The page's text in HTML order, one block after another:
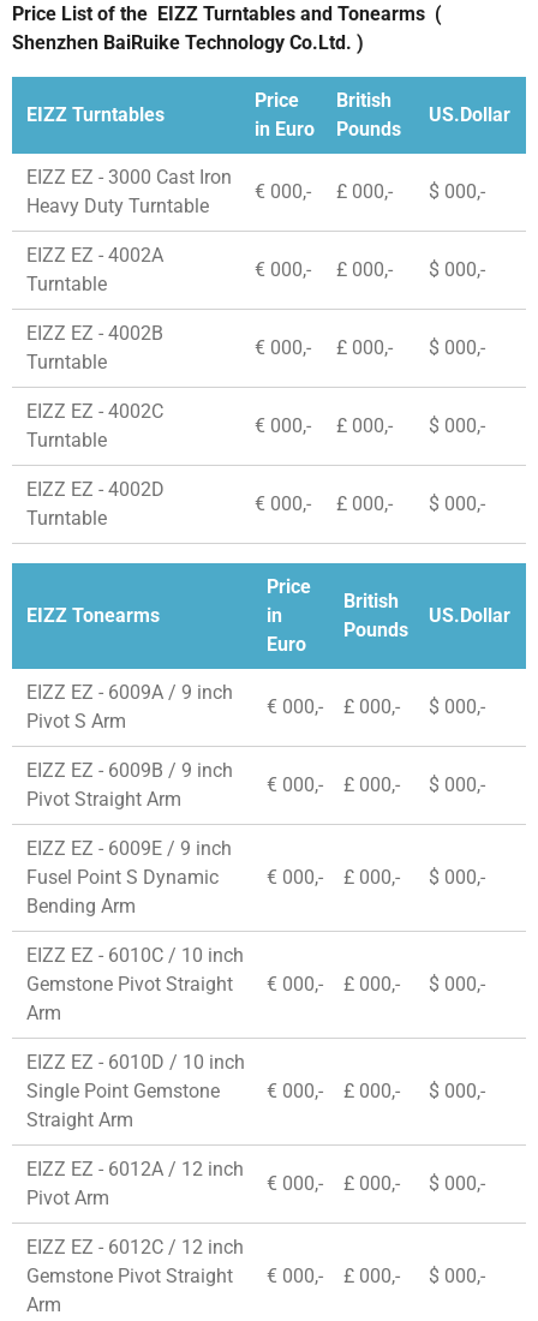
Price List of the EIZZ Turntables and Tonearms (
Shenzhen BaiRuike Technology Co.Ltd. )
EIZZ Turntables
Price
in Euro
British
Pounds
US.Dollar
EIZZ EZ - 3000 Cast Iron
Heavy Duty Turntable
€ 000,- £ 000,- $ 000,-
EIZZ EZ - 4002A
Turntable
€ 000,- £ 000,- $ 000,-
EIZZ EZ - 4002B
Turntable
€ 000,- £ 000,- $ 000,-
EIZZ EZ - 4002C
Turntable
€ 000,- £ 000,- $ 000,-
EIZZ EZ - 4002D
Turntable
€ 000,- £ 000,- $ 000,-
EIZZ Tonearms
Price
in
Euro
British
Pounds
US.Dollar
EIZZ EZ - 6009A / 9 inch
Pivot S Arm
€ 000,- £ 000,- $ 000,-
EIZZ EZ - 6009B / 9 inch
Pivot Straight Arm
€ 000,- £ 000,- $ 000,-
EIZZ EZ - 6009E / 9 inch
Fusel Point S Dynamic
Bending Arm
€ 000,- £ 000,- $ 000,-
EIZZ EZ - 6010C / 10 inch
Gemstone Pivot Straight
Arm
€ 000,- £ 000,- $ 000,-
EIZZ EZ - 6010D / 10 inch
Single Point Gemstone
Straight Arm
€ 000,- £ 000,- $ 000,-
EIZZ EZ - 6012A / 12 inch
Pivot Arm
€ 000,- £ 000,- $ 000,-
EIZZ EZ - 6012C / 12 inch
Gemstone Pivot Straight
Arm
€ 000,- £ 000,- $ 000,-